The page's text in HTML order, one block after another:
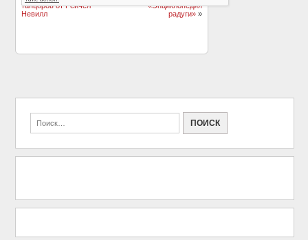
танцоров от Рейчел
Невилл
«Энциклопедия
радуги»»